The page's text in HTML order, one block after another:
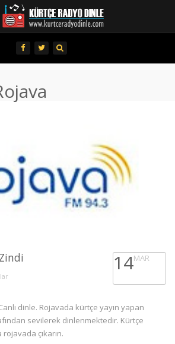
14MAR
dinle. Rojavada kürtçe yayın yapan
sevilerek dinlenmektedir. Kürtçe
rojavada çıkarın.